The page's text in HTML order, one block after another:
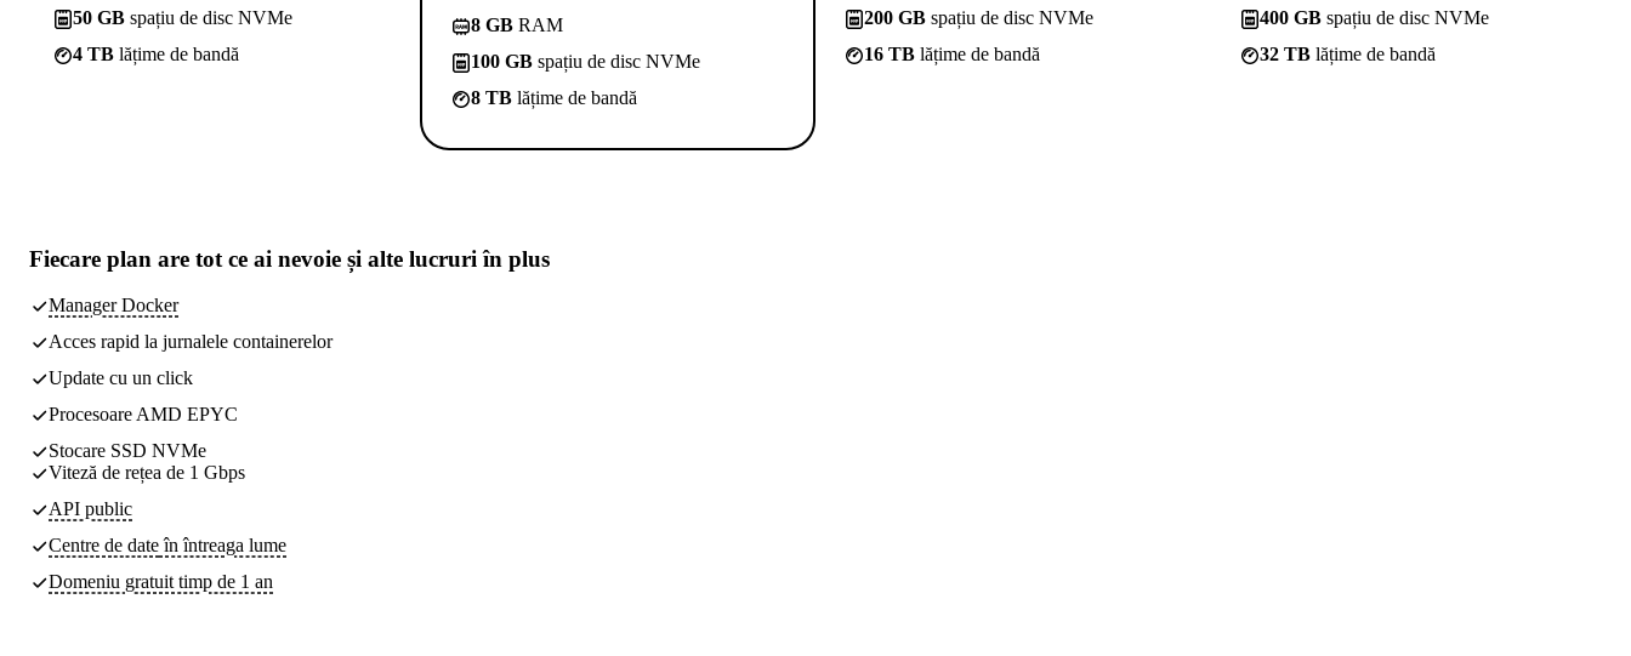
50 GB spațiu de disc NVMe
4 TB lățime de bandă
8 GB RAM
100 GB spațiu de disc NVMe
8 TB lățime de bandă
200 GB spațiu de disc NVMe
16 TB lățime de bandă
400 GB spațiu de disc NVMe
32 TB lățime de bandă
Fiecare plan are tot ce ai nevoie și alte lucruri în plus
Manager Docker
Acces rapid la jurnalele containerelor
Update cu un click
Procesoare AMD EPYC
Stocare SSD NVMe
Viteză de rețea de 1 Gbps
API public
Centre de dateîn întreaga lume
Domeniu gratuit timp de 1 an